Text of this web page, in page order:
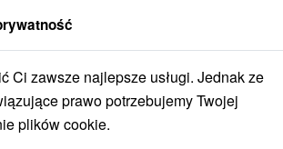
Bystrica SAFARI PARK Banská Bystrica
Banská Bystrica
Ci zawsze najlepsze usługi. Jednak ze
prawo potrzebujemy Twojej
plików cookie.